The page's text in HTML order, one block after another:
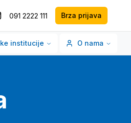
nas putem Whatsappa
091 2222 111 Brza prijava
institucije O nama